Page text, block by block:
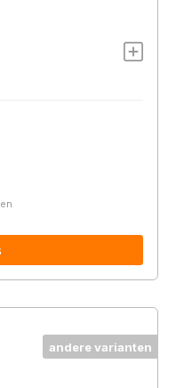
andere varianten